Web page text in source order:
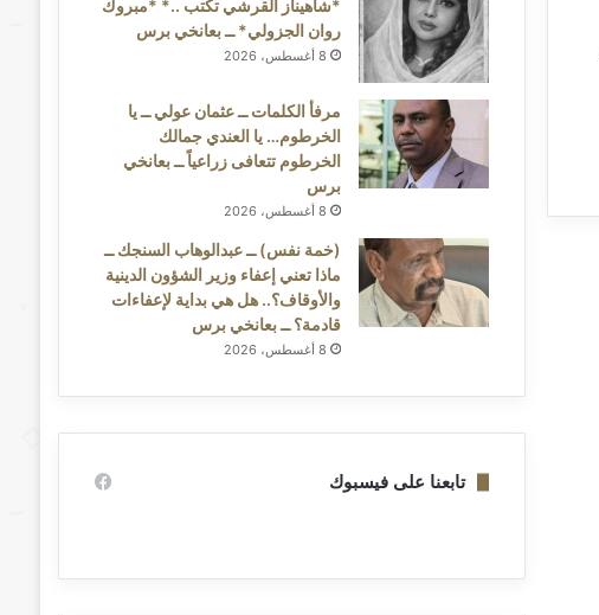
*شاهيناز القرشي تكتب ..* *مبروك
روان الجزولي* ــ بعانخي برس
8 أغسطس، 2026
مرفأ الكلمات ــ عثمان عولي ــ يا
الخرطوم… يا العندي جمالك
الخرطوم تتعافى زراعياً ــ بعانخي
برس
8 أغسطس، 2026
(خمة نفس) ــ عبدالوهاب السنجك ــ
ماذا تعني إعفاء وزير الشؤون الدينية
والأوقاف؟.. هل هي بداية لإعفاءات
قادمة؟ ــ بعانخي برس
8 أغسطس، 2026
تابعنا على فيسبوك